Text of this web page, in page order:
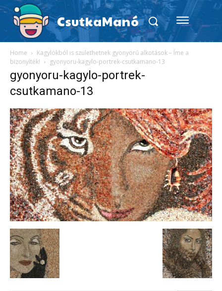
CsutkaManó
Home
Kagylókból is születhetnek gyönyörű alkotások – Íme a
bizonyíték!
gyonyoru-kagylo-portrek-csutkamano-13
gyonyoru-kagylo-portrek-
csutkamano-13